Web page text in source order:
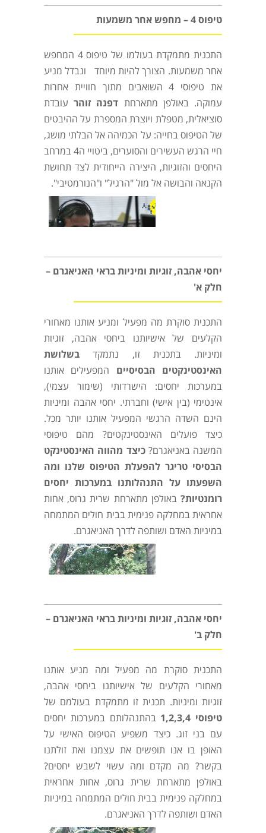
טיפוס 4 – מחפש אחר משמעות
התכנית מתמקדת בעולמו של טיפוס 4 המחפש
אחר משמעות. הצורך להיות מיוחד ונבדל מניע
את טיפוסי 4 השואבים מתוך חוויית אחרות
עמוקה. באולפן מתארחת דפנה זוהר עובדת
סוציאלית, מטפלת ויוצרת המספרת על ההיבטים
של הטיפוס בחייה: על הכמיהה אל הבלתי מושג,
חיי הרגש העשירים והסוערים, ביטויי ה4 במרחב
היחסים והזוגיות, היצירה הייחודית לצד תחושת
הקנאה והבושה אל מול "הרגיל" ו"הנורמטיבי".
יחסי אהבה, זוגיות ומיניות בראי האניאגרם –
חלק א'
התכנית סוקרת מה מפעיל ומניע אותנו מאחורי
הקלעים של אישיותנו ביחסי אהבה, זוגיות
ומיניות. בתכנית זו, נתמקד בשלושת
האינסטינקטים הבסיסיים המפעילים אותנו
במערכות יחסים: הישרדותי (שימור עצמי),
אינטימי (בין אישי) וחברתי. יחסי אהבה ומיניות
הינם השדה הרגשי המפעיל אותנו יותר מכל.
כיצד פועלים האינסטינקטים? מהם טיפוסי
המשנה באניאגרם?כיצד מהווה האינסטינקט
הבסיסי טריגר להפעלת הטיפוס שלנו ומה
השפעתו על התנהלותנו במערכות יחסים
רומנטיות? באולפן מתארחת שרית גרוס, אחות
אחראית במחלקה פנימית בבית חולים המתמחה
במיניות האדם ושותפה לדרך האניאגרם.
יחסי אהבה, זוגיות ומיניות בראי האניאגרם –
חלק ב'
התכנית סוקרת מה מפעיל ומה מניע אותנו
מאחורי הקלעים של אישיותנו ביחסי אהבה,
זוגיות ומיניות. תכנית זו מתמקדת בעולמם של
טיפוסי 1,2,3,4 בהתנהלותם במערכות יחסים
עם בני זוג. כיצד משפיע הטיפוס האישי על
האופן בו אנו תופשים את עצמנו ואת זולתנו
בקשר? מה מקדם ומה עשוי לשבש יחסים?
באולפן מתארחת שרית גרוס, אחות אחראית
במחלקה פנימית בבית חולים המתמחה במיניות
האדם ושותפה לדרך האניאגרם.